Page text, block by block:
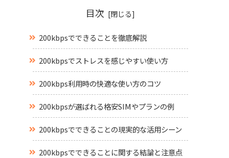
目次
200kbpsでできることを徹底解説
200kbpsでストレスを感じやすい使い方
200kbps利用時の快適な使い方のコツ
200kbpsが選ばれる格安SIMやプランの例
200kbpsでできることの現実的な活用シーン
200kbpsでできることに関する結論と注意点